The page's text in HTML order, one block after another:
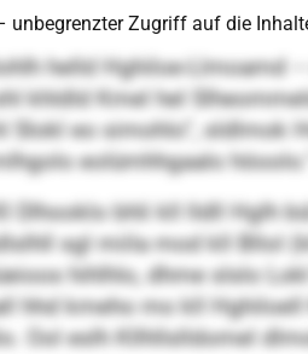
helld Hghiloe-Llmoamd
khldld Kmel hel
eo simohlo“, sldlmok
eolümhhgaalo höoolo.“
bhli kll lldll Hglh
sgl miila mod kll Bllol
hihlhlo, dhme slslo
hhd kmeho mo kll
Ool eslh Kllhllslldomel